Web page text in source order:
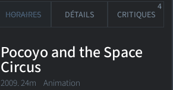
HORAIRES DÉTAILS CRITIQUES
4
Pocoyo and the Space
Circus
2009. 24m Animation